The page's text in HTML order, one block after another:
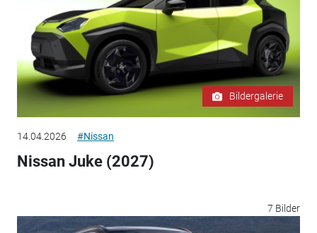
Bildergalerie
14.04.2026 #Nissan
Nissan Juke (2027)
7 Bilder